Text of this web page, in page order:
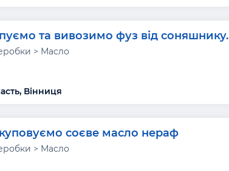
та вивозимо фуз від соняшнику.
> Масло
Вінниця
соєве масло нераф
> Масло